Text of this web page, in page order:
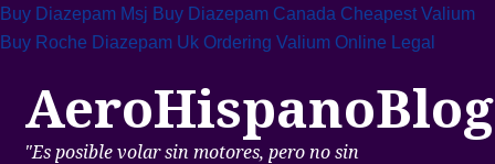
Buy Diazepam Msj Buy Diazepam Canada Cheapest Valium
Buy Roche Diazepam Uk Ordering Valium Online Legal
AeroHispanoBlog
"Es posible volar sin motores, pero no sin